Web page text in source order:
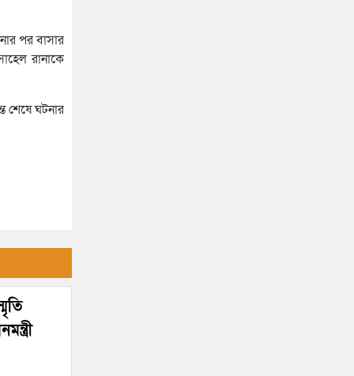
পর বাসার
রানাকে
শেষে ঘটনার